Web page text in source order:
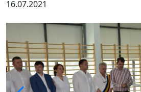
16.07.2021